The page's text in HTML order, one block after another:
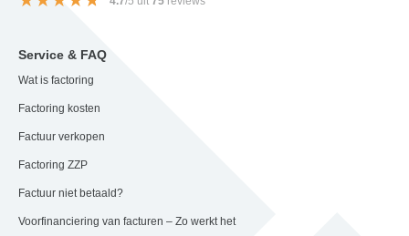
Service & FAQ
Wat is factoring
Factoring kosten
Factuur verkopen
Factoring ZZP
Factuur niet betaald?
Voorfinanciering van facturen – Zo werkt het